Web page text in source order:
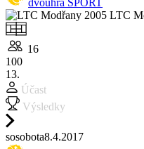
dvouhra SPORT
LTC
16
100
13.
Účast
Výsledky
sosobota8.4.2017